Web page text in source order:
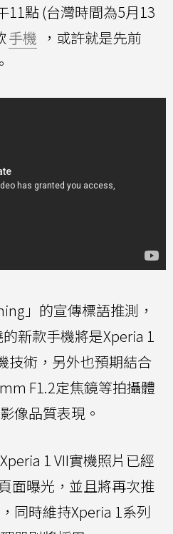
11點 (台灣時間為5月13
手機 ，或許就是先前
」的宣傳標語推測，
新款手機將是Xperia 1
技術，另外也預期結合
F1.2定焦鏡等拍攝體
像品質表現。
1 VII實機照片已經
面曝光，並且將再次推
同時維持Xperia 1系列